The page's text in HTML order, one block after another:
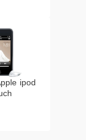
ipod